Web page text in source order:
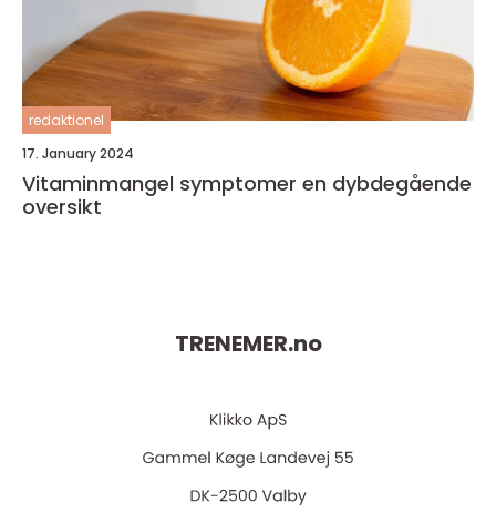
redaktionel
17. January 2024
Vitaminmangel symptomer en dybdegående
oversikt
TRENEMER.no